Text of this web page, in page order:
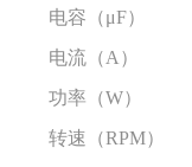
电容（μF）
电流（A）
功率（W）
转速（RPM）